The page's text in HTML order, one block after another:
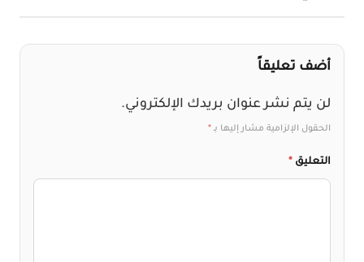
أضف تعليقاً
لن يتم نشر عنوان بريدك الإلكتروني.
الحقول الإلزامية مشار إليها بـ*
التعليق *